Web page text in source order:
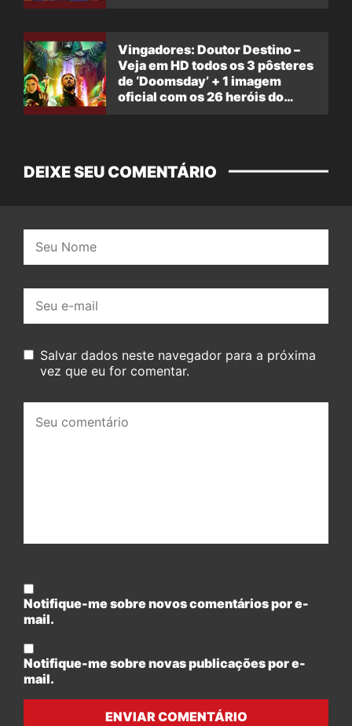
Vingadores: Doutor Destino –
Veja em HD todos os 3 pôsteres
de ‘Doomsday’ + 1 imagem
oficial com os 26 heróis do
DEIXE SEU COMENTÁRIO
mail:
Salvar dados neste navegador para a próxima
vez que eu for comentar.
comentário:
Notifique-me sobre novos comentários por e-
mail.
Notifique-me sobre novas publicações por e-
mail.
ENVIAR COMENTÁRIO